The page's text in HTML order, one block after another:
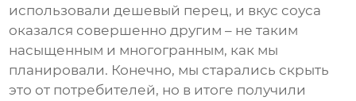
использовали дешевый перец, и вкус соуса
оказался совершенно другим – не таким
насыщенным и многогранным, как мы
планировали. Конечно, мы старались скрыть
это от потребителей, но в итоге получили